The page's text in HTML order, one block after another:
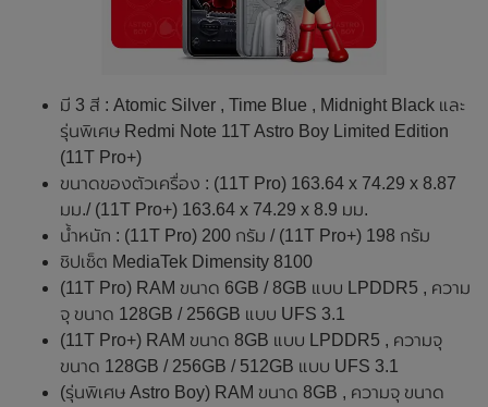
มี 3 สี : Atomic Silver , Time Blue , Midnight Black และ
รุ่นพิเศษ Redmi Note 11T Astro Boy Limited Edition
(11T Pro+)
ขนาดของตัวเครื่อง : (11T Pro) 163.64 x 74.29 x 8.87
มม./ (11T Pro+) 163.64 x 74.29 x 8.9 มม.
น้ำหนัก : (11T Pro) 200 กรัม / (11T Pro+) 198 กรัม
ชิปเซ็ต MediaTek Dimensity 8100
(11T Pro) RAM ขนาด 6GB / 8GB แบบ LPDDR5 , ความ
จุ ขนาด 128GB / 256GB แบบ UFS 3.1
(11T Pro+) RAM ขนาด 8GB แบบ LPDDR5 , ความจุ
ขนาด 128GB / 256GB / 512GB แบบ UFS 3.1
(รุ่นพิเศษ Astro Boy) RAM ขนาด 8GB , ความจุ ขนาด